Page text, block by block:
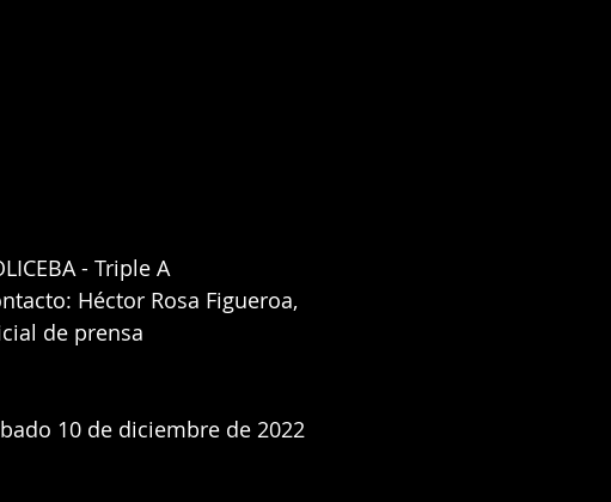
- Triple A
Héctor Rosa Figueroa,
de prensa
10 de diciembre de 2022